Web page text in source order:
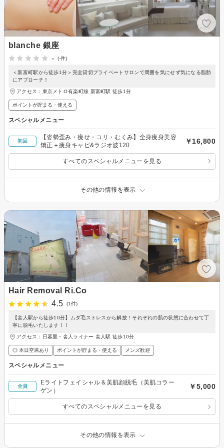
blanche 銀座
-
(-件)
＜新富町駅から徒歩1分＞完全貸切プライベートサロンで周囲を気にせず気になる脂肪
にアプローチ！
アクセス：東京メトロ有楽町線 新富町駅 徒歩1分
ポイントが貯まる・使える
スペシャルメニュー
初回
【姿勢歪み・痩せ・コリ・むくみ】全身痩身美容
矯正＋痩身キャビ&ラジオ波120
￥16,800
すべてのスペシャルメニューを見る
その他の情報を表示
Hair Removal Ri.Co
4.5
(1件)
【舎人駅から徒歩10分】ムダ毛ストレスから解放！それぞれの肌の状態に合わせて丁
寧に脱毛いたします！！
アクセス：日暮里・舎人ライナー 舎人駅 徒歩10分
◎ 本日空席あり ポイントが貯まる・使える メンズ歓迎
スペシャルメニュー
全員
Eライトフェイシャル＆美肌顔脱毛（美肌コラー
ゲン）
￥5,000
すべてのスペシャルメニューを見る
その他の情報を表示